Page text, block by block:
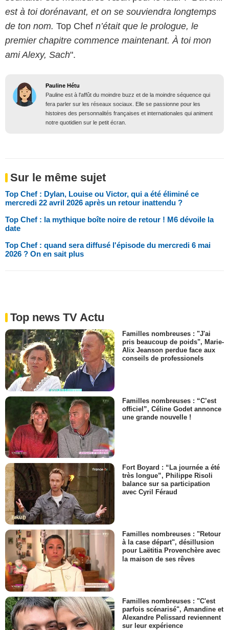
est à toi dorénavant, et on se souviendra longtemps
de ton nom. Top Chef n’était que le prologue, le
premier chapitre commence maintenant. À toi mon
ami Alexy, Sach".
Pauline Hétu
Pauline est à l'affût du moindre buzz et de la moindre séquence qui
fera parler sur les réseaux sociaux. Elle se passionne pour les
histoires des personnalités françaises et internationales qui animent
notre quotidien sur le petit écran.
Sur le même sujet
Top Chef : Dylan, Louise ou Victor, qui a été éliminé ce
mercredi 22 avril 2026 après un retour inattendu ?
Top Chef : la mythique boîte noire de retour ! M6 dévoile la
date
Top Chef : quand sera diffusé l'épisode du mercredi 6 mai
2026 ? On en sait plus
Top news TV Actu
Familles nombreuses : "J'ai
pris beaucoup de poids", Marie-
Alix Jeanson perdue face aux
conseils de professionels
Familles nombreuses : “C’est
officiel”, Céline Godet annonce
une grande nouvelle !
Fort Boyard : “La journée a été
très longue”, Philippe Risoli
balance sur sa participation
avec Cyril Féraud
Familles nombreuses : "Retour
à la case départ", désillusion
pour Laëtitia Provenchère avec
la maison de ses rêves
Familles nombreuses : "C'est
parfois scénarisé", Amandine et
Alexandre Pelissard reviennent
sur leur expérience